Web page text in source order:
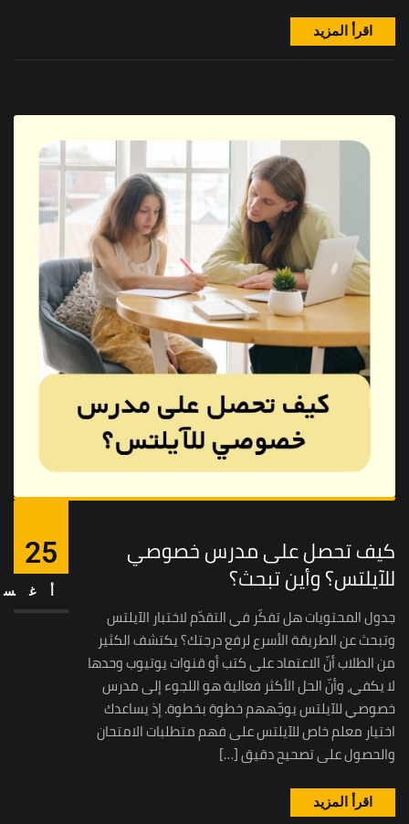
اقرأ المزيد
كيف تحصل على مدرس خصوصي
للآيلتس؟ وأين تبحث؟
جدول المحتويات هل تفكّر في التقدّم لاختبار الآيلتس
وتبحث عن الطريقة الأسرع لرفع درجتك؟ يكتشف الكثير
من الطلاب أنّ الاعتماد على كتب أو قنوات يوتيوب وحدها
لا يكفي، وأنّ الحل الأكثر فعالية هو اللجوء إلى مدرس
خصوصي للآيلتس يوجّههم خطوة بخطوة. إذ يساعدك
اختيار معلم خاص للآيلتس على فهم متطلبات الامتحان
والحصول على تصحيح دقيق […]
25
اقرأ المزيد